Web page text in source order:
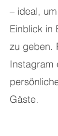
– ideal,
Einblick in
zu geben.
Instagram
Gäste.